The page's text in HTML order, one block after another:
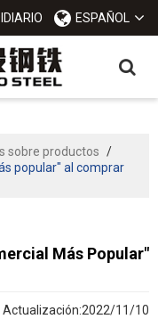
ESPAÑOL
sobre productos /
popular" al comprar
Más Popular"
2022/11/10